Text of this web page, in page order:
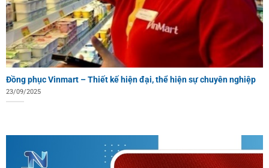
Đồng phục Vinmart – Thiết kế hiện đại, thể hiện sự chuyên nghiệp
23/09/2025